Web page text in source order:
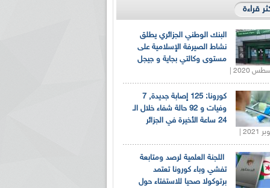
قراءة
البنك الوطني الجزائري يطلق
نشاط الصيرفة الإسلامية على
مستوى وكالتي بجاية و جيجل
كورونا: 125 إصابة جديدة, 7
وفيات و 92 حالة شفاء خلال الـ
24 ساعة الأخيرة في الجزائر
اللجنة العلمية لرصد ومتابعة
تفشي وباء كورونا تعتمد
برتوكولا صحيا للاستفتاء حول